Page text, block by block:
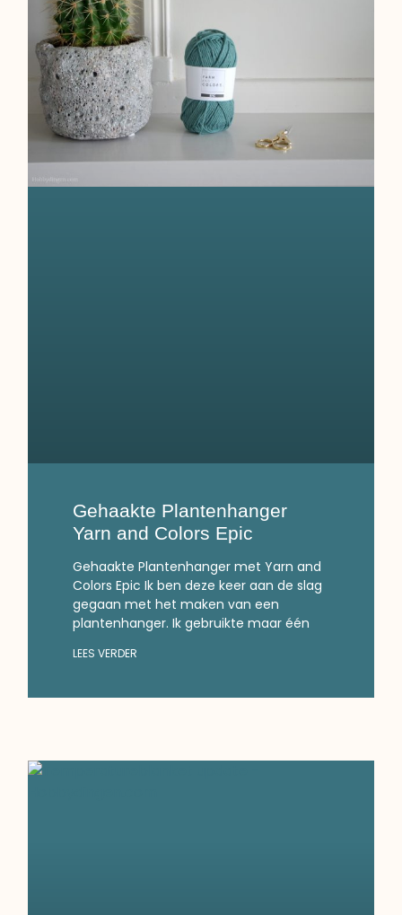
Gehaakte Plantenhanger
Yarn and Colors Epic
Gehaakte Plantenhanger met Yarn and
Colors Epic Ik ben deze keer aan de slag
gegaan met het maken van een
plantenhanger. Ik gebruikte maar één
LEES VERDER